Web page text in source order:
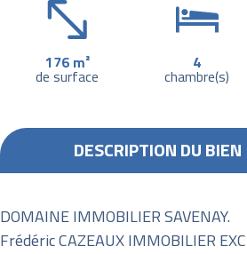
176 m²
de surface
4
chambre(s)
DESCRIPTION DU BIEN
DOMAINE IMMOBILIER SAVENAY.
Frédéric CAZEAUX IMMOBILIER